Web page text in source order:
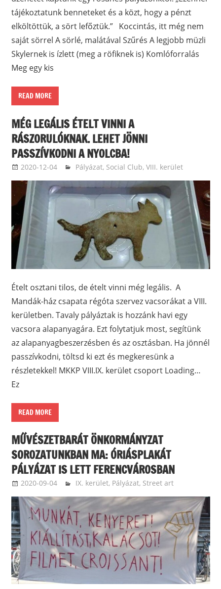
tájékoztatunk benneteket és a közt, hogy a pénzt
elköltöttük, a sört lefőztük.” Koccintás, itt még nem
saját sörrel A sörlé, malátával Szűrés A legjobb müzli
Skylernek is ízlett (meg a röfiknek is) Komlóforralás
Meg egy kis
READ MORE
MÉG LEGÁLIS ÉTELT VINNI A
RÁSZORULÓKNAK. LEHET JÖNNI
PASSZÍVKODNI A NYOLCBA!
2020-12-04 ketfarkukutya
Pályázat, Social Club, VIII. kerület
Ételt osztani tilos, de ételt vinni még legális. A
Mandák-ház csapata régóta szervez vacsorákat a VIII.
kerületben. Tavaly pályáztak is hozzánk havi egy
vacsora alapanyagára. Ezt folytatjuk most, segítünk
az alapanyagbeszerzésben és az osztásban. Ha jönnél
passzívkodni, töltsd ki ezt és megkeresünk a
részletekkel! MKKP VIII.IX. kerület csoport Loading…
Ez
READ MORE
MŰVÉSZETBARÁT ÖNKORMÁNYZAT
SOROZATUNKBAN MA: ÓRIÁSPLAKÁT
PÁLYÁZAT IS LETT FERENCVÁROSBAN
2020-09-04 ketfarkukutya
IX. kerület, Pályázat, Street art